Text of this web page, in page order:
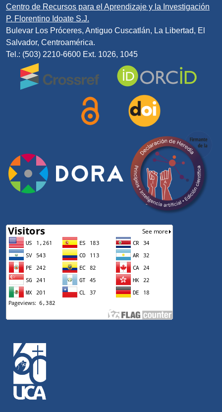
Centro de Recursos para el Aprendizaje y la Investigación
P. Florentino Idoate S.J.
Bulevar Los Próceres, Antiguo Cuscatlán, La Libertad, El
Salvador, Centroamérica.
Tel.: (503) 2210-6600 Ext. 1026, 1045